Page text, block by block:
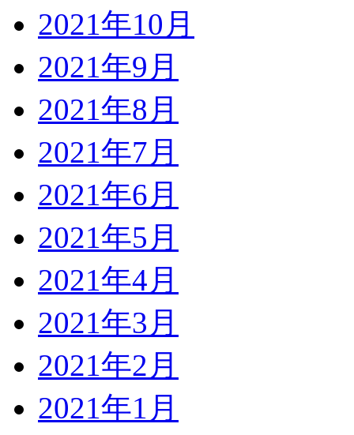
2021年10月
2021年9月
2021年8月
2021年7月
2021年6月
2021年5月
2021年4月
2021年3月
2021年2月
2021年1月